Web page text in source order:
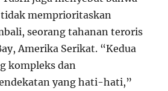
memprioritaskan
seorang tahanan teroris
Amerika Serikat. “Kedua
kompleks dan
yang hati-hati,”